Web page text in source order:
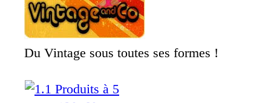
Du Vintage sous toutes ses formes !